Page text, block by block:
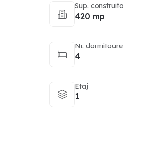
Sup. construita
420 mp
Nr. dormitoare
4
Etaj
1